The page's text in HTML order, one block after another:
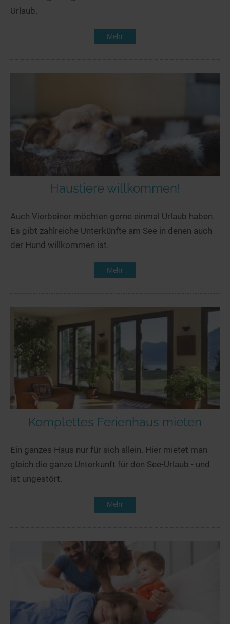
Urlaub.
Mehr
Haustiere willkommen!
Auch Vierbeiner möchten gerne einmal Urlaub haben.
Es gibt zahlreiche Unterkünfte am See in denen auch
der Hund willkommen ist.
Mehr
Komplettes Ferienhaus mieten
Ein ganzes Haus nur für sich allein. Hier mietet man
gleich die ganze Unterkunft für den See-Urlaub - und
ist ungestört.
Mehr